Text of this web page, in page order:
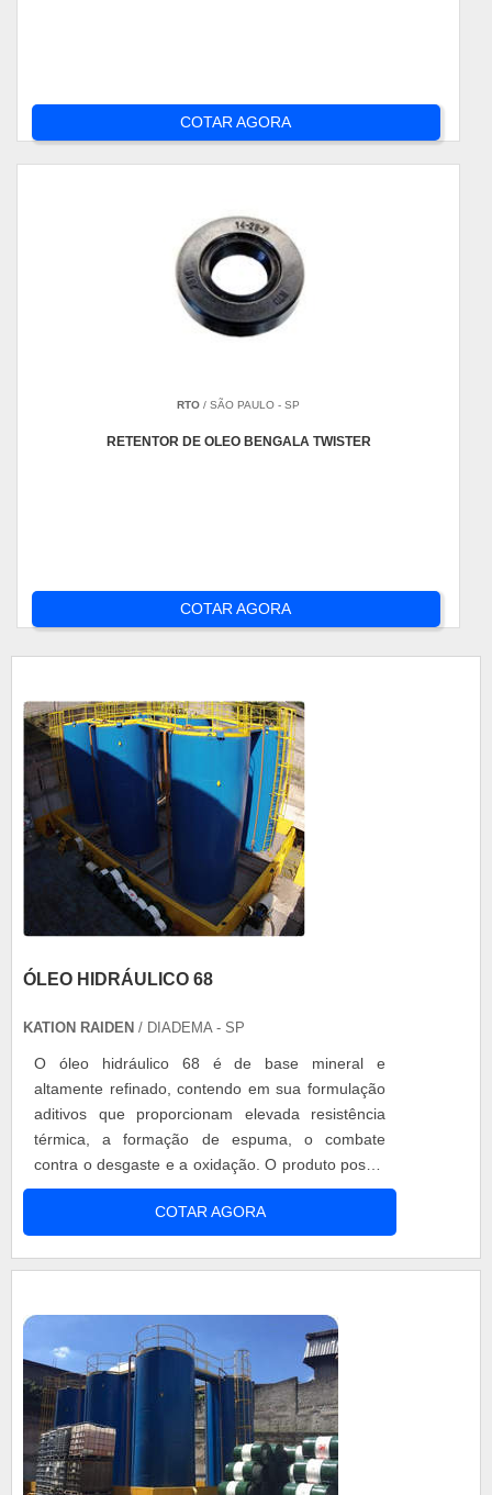
COTAR AGORA
RTO / SÃO PAULO - SP
RETENTOR DE OLEO BENGALA TWISTER
COTAR AGORA
ÓLEO HIDRÁULICO 68
KATION RAIDEN / DIADEMA - SP
O óleo hidráulico 68 é de base mineral e
altamente refinado, contendo em sua formulação
aditivos que proporcionam elevada resistência
térmica, a formação de espuma, o combate
contra o desgaste e a oxidação. O produto possui
elevado índice de viscosidade, indicado para
sistemas hidráulicos e de lubrificação, onde
ocorrem variações sensíveis de temperatura. O
COTAR AGORA